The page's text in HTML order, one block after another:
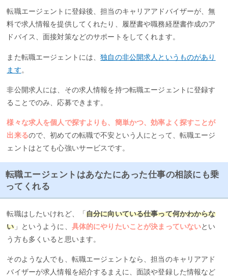
転職エージェントに登録後、担当のキャリアアドバイザーが、無
料で求人情報を提供してくれたり、履歴書や職務経歴書作成のア
ドバイス、面接対策などのサポートをしてくれます。
また転職エージェントには、独自の非公開求人というものがあり
ます。
非公開求人には、その求人情報を持つ転職エージェントに登録す
ることでのみ、応募できます。
様々な求人を個人で探すよりも、簡単かつ、効率よく探すことが
出来るので、初めての転職で不安という人にとって、転職エージ
ェントはとても心強いサービスです。
転職エージェントはあなたにあった仕事の相談にも乗
ってくれる
転職はしたいけれど、「自分に向いている仕事って何かわからな
い」というように、 具体的にやりたいことが決まっていないとい
う方も多くいると思います。
そのような人でも、転職エージェントなら、担当のキャリアアド
バイザーが求人情報を紹介するまえに、面談や登録した情報など